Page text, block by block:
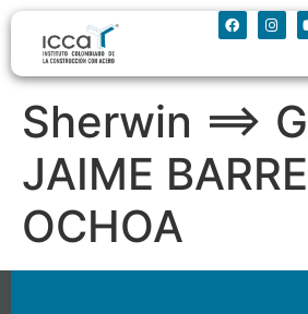
Sherwin ==>
JAIME
OCHOA